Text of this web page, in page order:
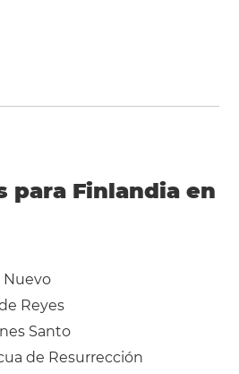
para Finlandia en
Nuevo
Reyes
Santo
de Resurrección